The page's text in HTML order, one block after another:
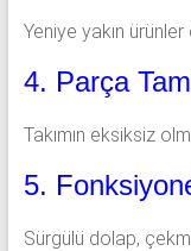
Yeniye yakın ürünler
4. Parça
Takımın eksiksiz
5.
Sürgülü dolap,